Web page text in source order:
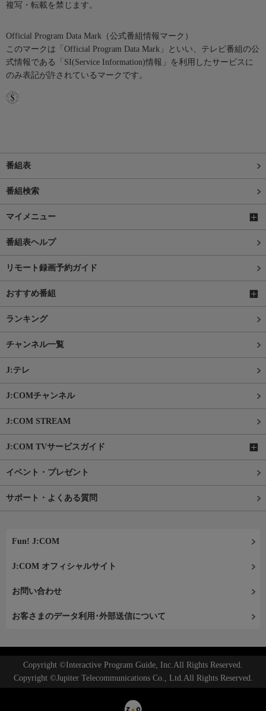
複写・転載を禁じます。
Official Program Data Mark（公式番組情報マーク）
このマークは「Official Program Data Mark」といい、テレビ番組の公
式情報である「SI(Service Information)情報」を利用したサービスに
のみ表記が許されているマークです。
番組表
番組検索
マイメニュー
番組表ヘルプ
リモート録画予約ガイド
おすすめ番組
ランキング
チャンネル一覧
J:テレ
J:COMチャンネル
J:COM STREAM
J:COM TVサービスガイド
イベント・プレゼント
サポート・よくある質問
Fun! J:COM
J:COM オフィシャルサイト
お問い合わせ
お客さまのデータ利用･外部送信について
Copyright ©Interactive Program Guide, Inc.All Rights Reserved.
Copyright ©Jupiter Telecommunications Co., Ltd.All Rights Reserved.